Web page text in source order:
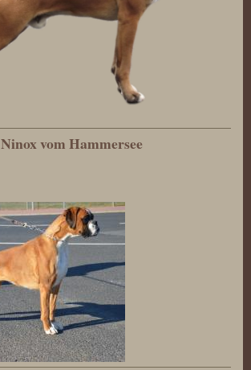
Ninox vom Hammersee